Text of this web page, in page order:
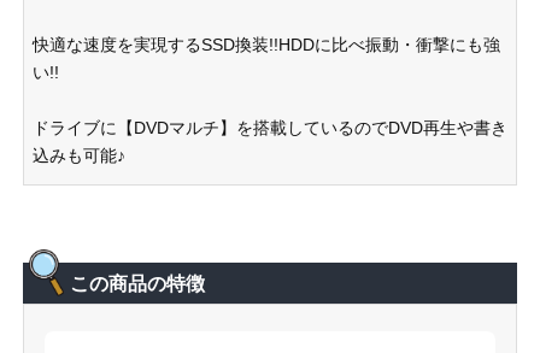
快適な速度を実現するSSD換装!!HDDに比べ振動・衝撃にも強
い!!
ドライブに【DVDマルチ】を搭載しているのでDVD再生や書き
込みも可能♪
この商品の特徴